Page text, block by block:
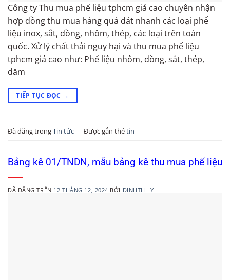
Công ty Thu mua phế liệu tphcm giá cao chuyên nhận
hợp đồng thu mua hàng quá đát nhanh các loại phế
liệu inox, sắt, đồng, nhôm, thép, các loại trên toàn
quốc. Xử lý chất thải nguy hại và thu mua phế liệu
tphcm giá cao như: Phế liệu nhôm, đồng, sắt, thép,
dăm
TIẾP TỤC ĐỌC →
Đã đăng trongTin tức | Được gắn thẻtin
Bảng kê 01/TNDN, mẫu bảng kê thu mua phế liệu
ĐÃ ĐĂNG TRÊN 12 THÁNG 12, 2024 BỞI DINHTHILY